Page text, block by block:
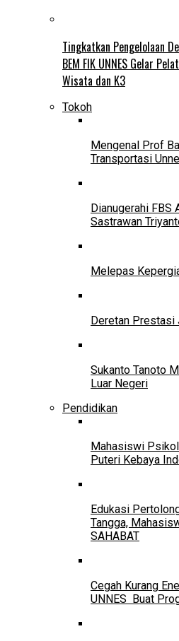
Tingkatkan Pengelolaan
BEM FIK UNNES Gelar
Wisata dan K3
Tokoh
Mengenal Prof
Transportasi
Dianugerahi
Sastrawan
Melepas
Deretan
Sukanto Tanoto
Luar Negeri
Pendidikan
Mahasiswi
Puteri Kebaya
Edukasi
Tangga,
SAHABAT
Cegah Kurang
UNNES Buat